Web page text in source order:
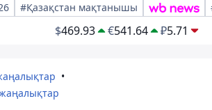
#Қазақстан мақтанышы
$469.93 €541.64 ₽5.71